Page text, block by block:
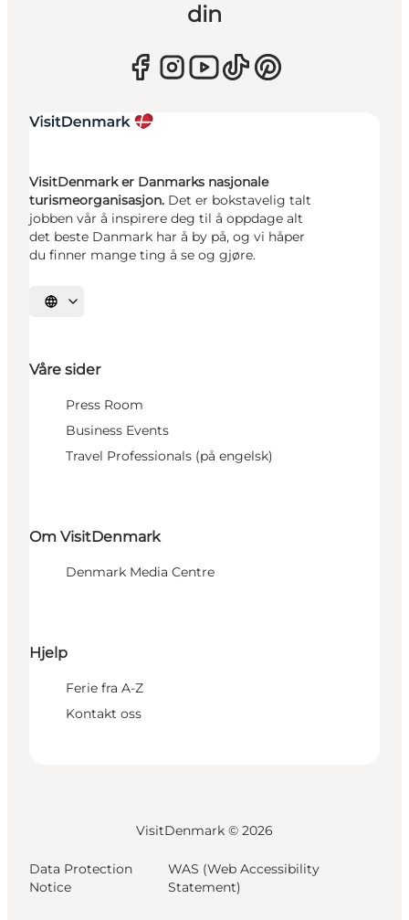
din
VisitDenmark er Danmarks nasjonale
turismeorganisasjon. Det er bokstavelig talt
jobben vår å inspirere deg til å oppdage alt
det beste Danmark har å by på, og vi håper
du finner mange ting å se og gjøre.
Velg språk
Våre sider
Press Room
Business Events
Travel Professionals (på engelsk)
Om VisitDenmark
Denmark Media Centre
Hjelp
Ferie fra A-Z
Kontakt oss
VisitDenmark © 2026
Data Protection
Notice
WAS (Web Accessibility
Statement)